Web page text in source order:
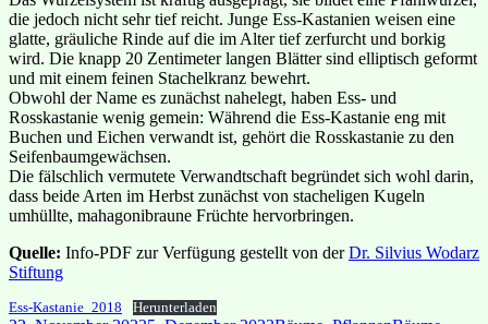
die jedoch nicht sehr tief reicht. Junge Ess-Kastanien weisen eine
glatte, gräuliche Rinde auf die im Alter tief zerfurcht und borkig
wird. Die knapp 20 Zentimeter langen Blätter sind elliptisch geformt
und mit einem feinen Stachelkranz bewehrt.
Obwohl der Name es zunächst nahelegt, haben Ess- und
Rosskastanie wenig gemein: Während die Ess-Kastanie eng mit
Buchen und Eichen verwandt ist, gehört die Rosskastanie zu den
Seifenbaumgewächsen.
Die fälschlich vermutete Verwandtschaft begründet sich wohl darin,
dass beide Arten im Herbst zunächst von stacheligen Kugeln
umhüllte, mahagonibraune Früchte hervorbringen.
Quelle: Info-PDF zur Verfügung gestellt von derDr. Silvius Wodarz
Stiftung
Ess-Kastanie_2018 Herunterladen